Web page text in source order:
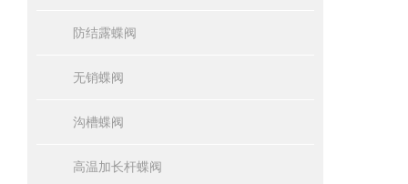
防结露蝶阀
无销蝶阀
沟槽蝶阀
高温加长杆蝶阀